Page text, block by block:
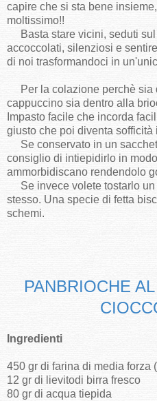
capire che si sta bene
moltissimo!!
Basta stare vicini, seduti sul
accoccolati, silenziosi e
di noi trasformandoci in
Per la colazione perchè sia
cappuccino sia dentro alla
Impasto facile che incorda
giusto che poi diventa sofficità
Se conservato in un
consiglio di intiepidirlo in
ammorbidiscano rendendolo
Se invece volete tostarlo un
stesso. Una specie di fetta
schemi.
PANBRIOCHE
Ingredienti
450 gr di farina di media forza
12 gr di lievitodi birra fresco
80 gr di acqua tiepida